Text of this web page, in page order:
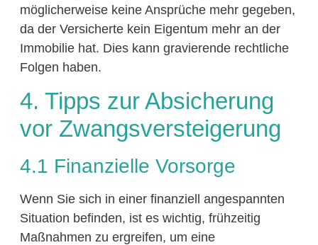
möglicherweise keine Ansprüche mehr gegeben,
da der Versicherte kein Eigentum mehr an der
Immobilie hat. Dies kann gravierende rechtliche
Folgen haben.
4. Tipps zur Absicherung
vor Zwangsversteigerung
4.1 Finanzielle Vorsorge
Wenn Sie sich in einer finanziell angespannten
Situation befinden, ist es wichtig, frühzeitig
Maßnahmen zu ergreifen, um eine